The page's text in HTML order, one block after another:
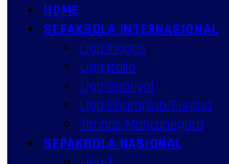
HOME
SEPAKBOLA INTERNASIONAL
Liga Inggris
Liga Italia
Liga Spanyol
Liga Champion/Europa
Timnas Mancanegara
SEPAKBOLA NASIONAL